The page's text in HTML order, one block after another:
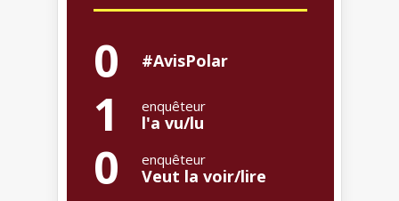
0 #AvisPolar
1 enquêteur
l'a vu/lu
0 enquêteur
Veut la voir/lire